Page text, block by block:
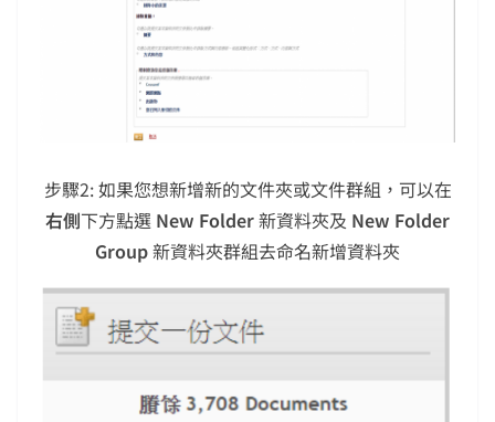
步驟2: 如果您想新增新的文件夾或文件群組，可以在
右側下方點選 New Folder新資料夾及 New Folder
Group新資料夾群組去命名新增資料夾